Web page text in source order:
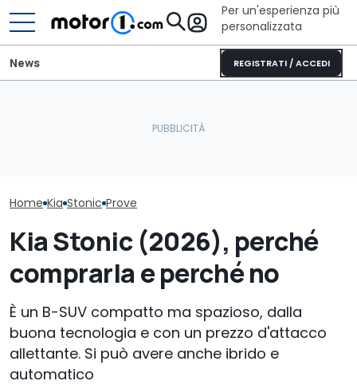
Per un'esperienza più
personalizzata
REGISTRATI / ACCEDI
News
Home Kia Stonic Prove
Kia Stonic (2026), perché
comprarla e perché no
È un B-SUV compatto ma spazioso, dalla
buona tecnologia e con un prezzo d'attacco
allettante. Si può avere anche ibrido e
automatico